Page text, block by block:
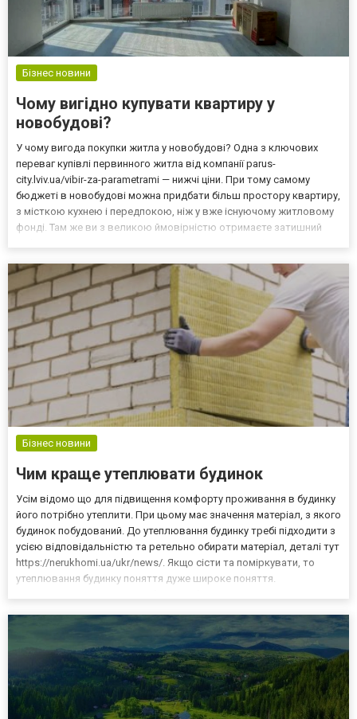
Бізнес новини
Чому вигідно купувати квартиру у
новобудові?
У чому вигода покупки житла у новобудові? Одна з ключових
переваг купівлі первинного житла від компанії parus-
city.lviv.ua/vibir-za-parametrami — нижчі ціни. При тому самому
бюджеті в новобудові можна придбати більш простору квартиру,
з місткою кухнею і передпокою, ніж у вже існуючому житловому
фонді. Там же ви з великою ймовірністю отримаєте затишний
Бізнес новини
Чим краще утеплювати будинок
Усім відомо що для підвищення комфорту проживання в будинку
його потрібно утеплити. При цьому має значення матеріал, з якого
будинок побудований. До утеплювання будинку требі підходити з
усією відповідальністю та ретельно обирати матеріал, деталі тут
https://nerukhomi.ua/ukr/news/. Якщо сісти та поміркувати, то
утеплювання будинку поняття дуже широке поняття.